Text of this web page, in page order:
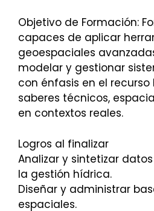
Objetivo de Formación:
capaces de aplicar
geoespaciales
modelar y gestionar
con énfasis en el
saberes técnicos,
en contextos reales.
Logros al finalizar
Analizar y sintetizar
la gestión hídrica.
Diseñar y administrar
espaciales.